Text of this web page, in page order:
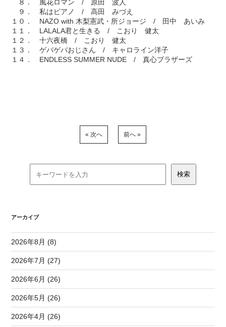
８． 風花ロマン / 原田 波人
９． 私はピアノ / 高田 みづえ
１０． NAZO with 木梨憲武・所ジョージ / 田中 あいみ
１１． LALALA君と生きる / こおり 健太
１２． 十六夜橋 / こおり 健太
１３． ゲバゲバおじさん / キャロライン洋子
１４． ENDLESS SUMMER NUDE / 真心ブラザーズ
« 次へ 前へ »
アーカイブ
2026年8月 (8)
2026年7月 (27)
2026年6月 (26)
2026年5月 (26)
2026年4月 (26)